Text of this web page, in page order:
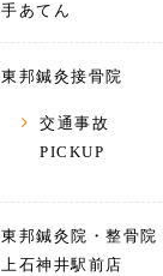
手あてん
東邦鍼灸接骨院
交通事故
PICKUP
東邦鍼灸院・整骨院
上石神井駅前店